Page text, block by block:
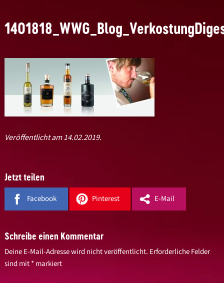
Veröffentlicht am 14.02.2019.
Jetzt teilen
Facebook Pinterest E-Mail
Schreibe einen Kommentar
Deine E-Mail-Adresse wird nicht veröffentlicht. Erforderliche Felder
sind mit*markiert